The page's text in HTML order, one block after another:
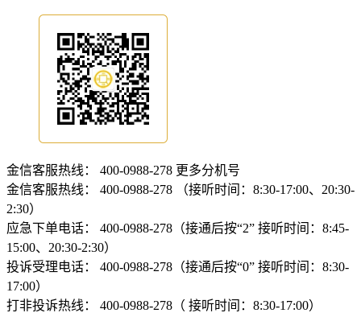
金信客服热线： 400-0988-278 更多分机号
金信客服热线：
400-0988-278 （接听时间：8:30-17:00、20:30-
2:30）
应急下单电话：
400-0988-278（接通后按“2” 接听时间：8:45-
15:00、20:30-2:30）
投诉受理电话：
400-0988-278（接通后按“0” 接听时间：8:30-
17:00）
打非投诉热线：
400-0988-278（ 接听时间：8:30-17:00）